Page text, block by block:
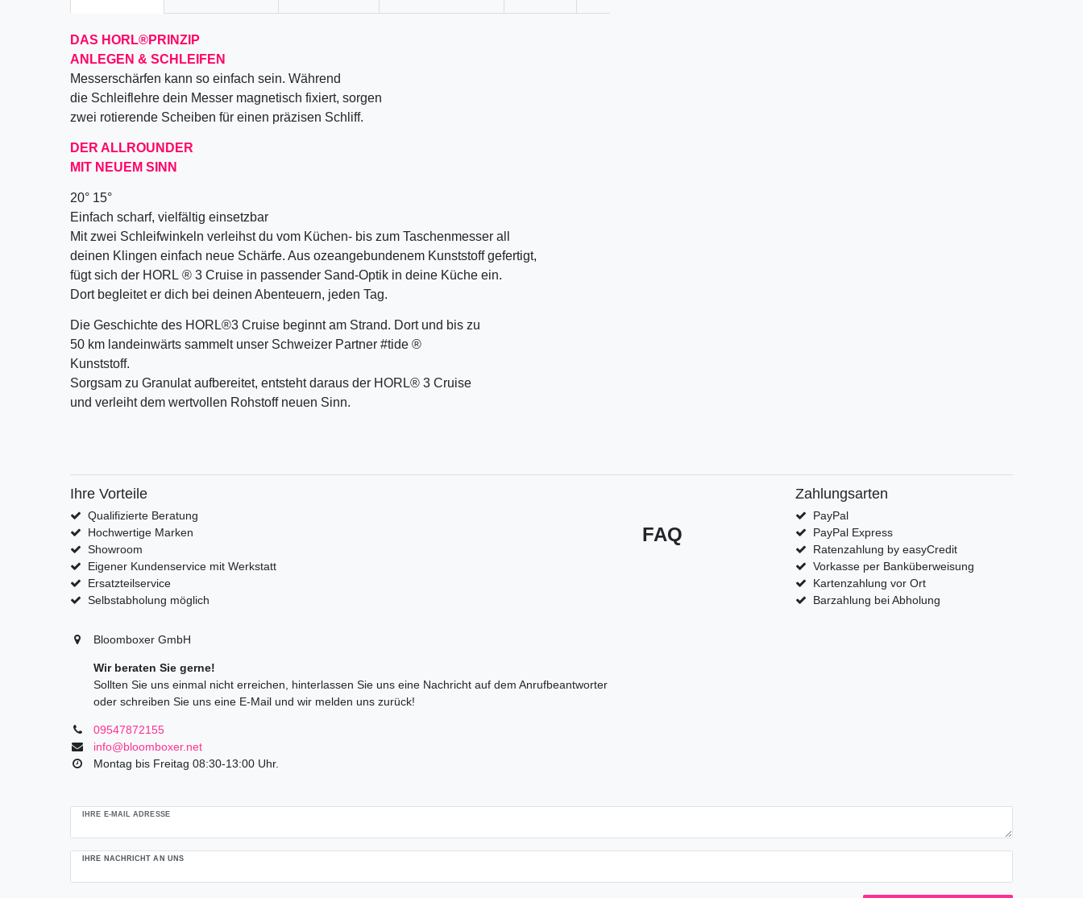
DAS HORL®PRINZIP
ANLEGEN & SCHLEIFEN
Messerschärfen kann so einfach sein. Während
die Schleiflehre dein Messer magnetisch fixiert, sorgen
zwei rotierende Scheiben für einen präzisen Schliff.
DER ALLROUNDER
MIT NEUEM SINN
20° 15°
Einfach scharf, vielfältig einsetzbar
Mit zwei Schleifwinkeln verleihst du vom Küchen- bis zum Taschenmesser all
deinen Klingen einfach neue Schärfe. Aus ozeangebundenem Kunststoff gefertigt,
fügt sich der HORL ® 3 Cruise in passender Sand-Optik in deine Küche ein.
Dort begleitet er dich bei deinen Abenteuern, jeden Tag.
Die Geschichte des HORL®3 Cruise beginnt am Strand. Dort und bis zu
50 km landeinwärts sammelt unser Schweizer Partner #tide ®
Kunststoff.
Sorgsam zu Granulat aufbereitet, entsteht daraus der HORL® 3 Cruise
und verleiht dem wertvollen Rohstoff neuen Sinn.
Ihre Vorteile
Qualifizierte Beratung
Hochwertige Marken
Showroom
Eigener Kundenservice mit Werkstatt
Ersatzteilservice
Selbstabholung möglich
FAQ
Zahlungsarten
PayPal
PayPal Express
Ratenzahlung by easyCredit
Vorkasse per Banküberweisung
Kartenzahlung vor Ort
Barzahlung bei Abholung
Bloomboxer GmbH
Wir beraten Sie gerne!
Sollten Sie uns einmal nicht erreichen, hinterlassen Sie uns eine Nachricht auf dem Anrufbeantworter
oder schreiben Sie uns eine E-Mail und wir melden uns zurück!
09547872155
info@bloomboxer.net
Montag bis Freitag 08:30-13:00 Uhr.
IHRE E-MAIL ADRESSE
IHRE NACHRICHT AN UNS
Ceres::Template.mailFormHoneypotLabel